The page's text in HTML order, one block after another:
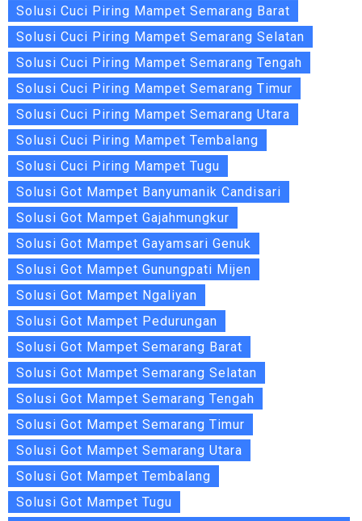
Solusi Cuci Piring Mampet Semarang Barat
Solusi Cuci Piring Mampet Semarang Selatan
Solusi Cuci Piring Mampet Semarang Tengah
Solusi Cuci Piring Mampet Semarang Timur
Solusi Cuci Piring Mampet Semarang Utara
Solusi Cuci Piring Mampet Tembalang
Solusi Cuci Piring Mampet Tugu
Solusi Got Mampet Banyumanik Candisari
Solusi Got Mampet Gajahmungkur
Solusi Got Mampet Gayamsari Genuk
Solusi Got Mampet Gunungpati Mijen
Solusi Got Mampet Ngaliyan
Solusi Got Mampet Pedurungan
Solusi Got Mampet Semarang Barat
Solusi Got Mampet Semarang Selatan
Solusi Got Mampet Semarang Tengah
Solusi Got Mampet Semarang Timur
Solusi Got Mampet Semarang Utara
Solusi Got Mampet Tembalang
Solusi Got Mampet Tugu